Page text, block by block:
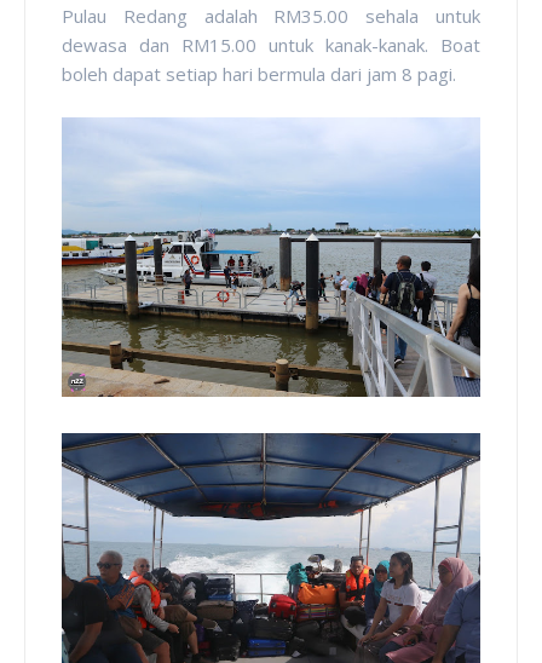
Pulau Redang adalah RM35.00 sehala untuk
dewasa dan RM15.00 untuk kanak-kanak. Boat
boleh dapat setiap hari bermula dari jam 8 pagi.